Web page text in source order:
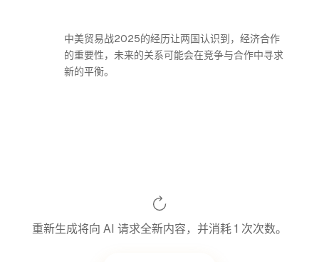
中美贸易战2025的经历让两国认识到，经济合作
的重要性，未来的关系可能会在竞争与合作中寻求
新的平衡。
重新生成将向 AI 请求全新内容，并消耗 1 次次数。